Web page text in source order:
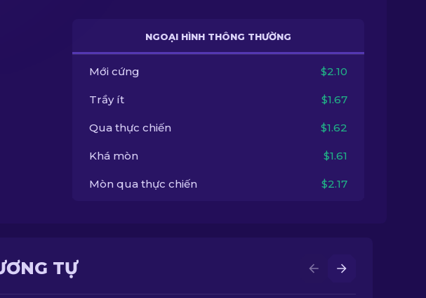
NGOẠI HÌNH THÔNG THƯỜNG
Mới cứng $2.10
Trầy ít $1.67
Qua thực chiến $1.62
Khá mòn $1.61
Mòn qua thực chiến $2.17
TỰ